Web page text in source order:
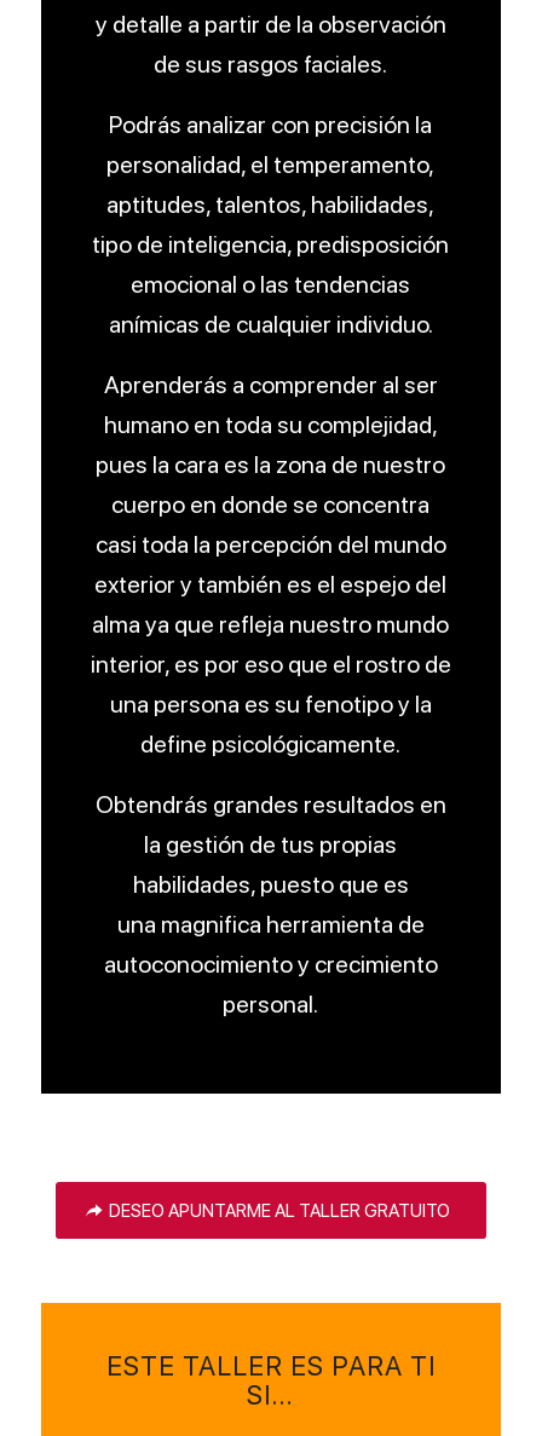
y detalle a partir de la observación
de sus rasgos faciales.
Podrás analizar con precisión la
personalidad, el temperamento,
aptitudes, talentos, habilidades,
tipo de inteligencia, predisposición
emocional o las tendencias
anímicas de cualquier individuo.
Aprenderás a comprender al ser
humano en toda su complejidad,
pues la cara es la zona de nuestro
cuerpo en donde se concentra
casi toda la percepción del mundo
exterior y también es el espejo del
alma ya que refleja nuestro mundo
interior, es por eso que el rostro de
una persona es su fenotipo y la
define psicológicamente.
Obtendrás grandes resultados en
la gestión de tus propias
habilidades, puesto que es
una magnifica herramienta de
autoconocimiento y crecimiento
personal.
DESEO APUNTARME AL TALLER GRATUITO
ESTE TALLER ES PARA TI
SI…